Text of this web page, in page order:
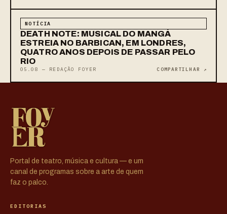
NOTÍCIA
DEATH NOTE: MUSICAL DO MANGÁ
ESTREIA NO BARBICAN, EM LONDRES,
QUATRO ANOS DEPOIS DE PASSAR PELO
RIO
05.08 — REDAÇÃO FOYER COMPARTILHAR ↗
Portal de teatro, música e cultura — e um
canal de programas sobre a arte de quem
faz o palco.
EDITORIAS